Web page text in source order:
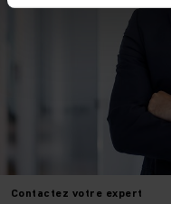
Contactez votre expert